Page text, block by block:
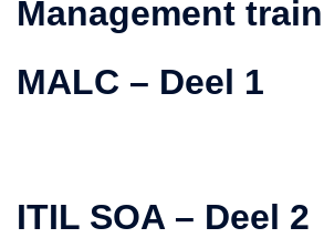
Management
MALC – Deel 1
ITIL SOA – Deel 2